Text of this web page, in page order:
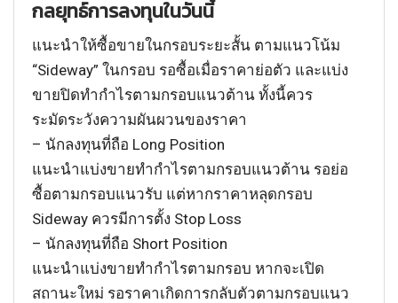
กลยุทธ์การลงทุนในวันนี้
แนะนำให้ซื้อขายในกรอบระยะสั้น ตามแนวโน้ม
“Sideway” ในกรอบ รอซื้อเมื่อราคาย่อตัว และแบ่ง
ขายปิดทำกำไรตามกรอบแนวต้าน ทั้งนี้ควร
ระมัดระวังความผันผวนของราคา
– นักลงทุนที่ถือ Long Position
แนะนำแบ่งขายทำกำไรตามกรอบแนวต้าน รอย่อ
ซื้อตามกรอบแนวรับ แต่หากราคาหลุดกรอบ
Sideway ควรมีการตั้ง Stop Loss
– นักลงทุนที่ถือ Short Position
แนะนำแบ่งขายทำกำไรตามกรอบ หากจะเปิด
สถานะใหม่ รอราคาเกิดการกลับตัวตามกรอบแนว